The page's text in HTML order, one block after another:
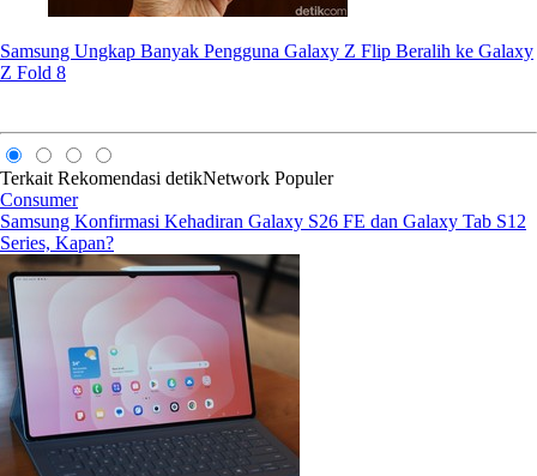
Samsung Ungkap Banyak Pengguna Galaxy Z Flip Beralih ke Galaxy
Z Fold 8
Terkait Rekomendasi detikNetwork Populer
Consumer
Samsung Konfirmasi Kehadiran Galaxy S26 FE dan Galaxy Tab S12
Series, Kapan?